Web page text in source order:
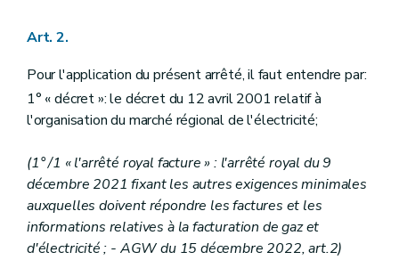
Art. 42
Art. 44
Chapitre VI
Dispositions finales (...-abrogé par AGW du 19/07/2018, art. 32).
Art. 45
Art. 45 bis
Art. 46
Art. 47
Art. 48
Annexe 1
Art. 2.
Pour l'application du présent arrêté, il faut entendre par:
1° « décret »: le décret du 12 avril 2001 relatif à
l'organisation du marché régional de l'électricité;
(1° /1 « l'arrêté royal facture » : l'arrêté royal du 9
décembre 2021 fixant les autres exigences minimales
auxquelles doivent répondre les factures et les
informations relatives à la facturation de gaz et
d'électricité ; - AGW du 15 décembre 2022, art.2)